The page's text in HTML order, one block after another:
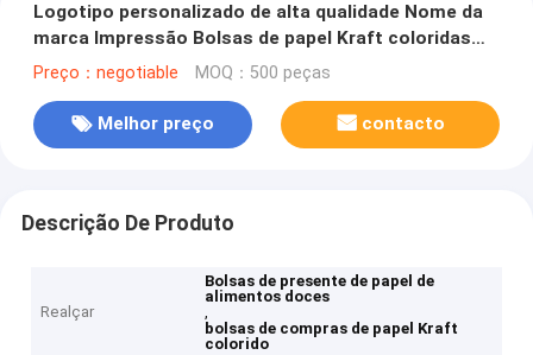
Logotipo personalizado de alta qualidade Nome da
marca Impressão Bolsas de papel Kraft coloridas
Bolsas de compras de papel de alimentos doces
Preço：negotiable MOQ：500 peças
Melhor preço contacto
Descrição De Produto
Realçar
Bolsas de presente de papel de
alimentos doces
,
bolsas de compras de papel Kraft
colorido